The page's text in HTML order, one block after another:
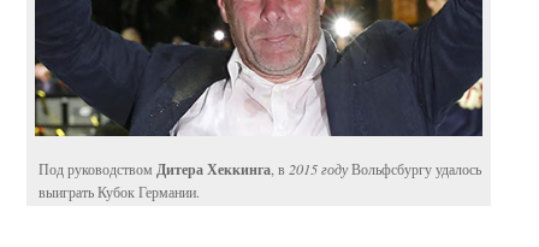
Под руководствомДитера Хеккинга, в2015 годуВольфсбургу удалось
выиграть Кубок Германии.